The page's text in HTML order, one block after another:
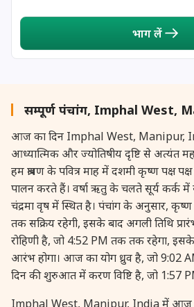
27 August, 2026
27 August, 2026
28 August, 2026
28 August, 2026
28 August, 2026
भाग लें
सम्पूर्ण पंचांग, Imphal West,
आज का दिन Imphal West, Manipur,
आध्यात्मिक और ज्योतिषीय दृष्टि से अत्यंत
हम श्रावण के पवित्र माह में दशमी कृष्ण पक्ष
पालन करते हैं। वर्षा ऋतु के चलते सूर्य कर्क
चंद्रमा वृष में स्थित है। पंचांग के अनुसार,
तक सक्रिय रहेगी, इसके बाद अगली तिथि
रोहिणी है, जो 4:52 PM तक तक रहेगा, इसके
आरंभ होगा। आज का योग ध्रुव है, जो 9:02
दिन की शुरुआत में करण विष्टि है, जो 1:57
Imphal West, Manipur, India में आज